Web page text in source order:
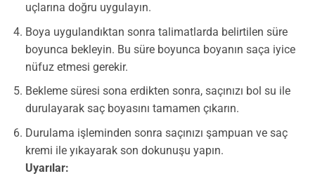
uçlarına doğru uygulayın.
Boya uygulandıktan sonra talimatlarda belirtilen süre
boyunca bekleyin. Bu süre boyunca boyanın saça iyice
nüfuz etmesi gerekir.
Bekleme süresi sona erdikten sonra, saçınızı bol su ile
durulayarak saç boyasını tamamen çıkarın.
Durulama işleminden sonra saçınızı şampuan ve saç
kremi ile yıkayarak son dokunuşu yapın.
Uyarılar: